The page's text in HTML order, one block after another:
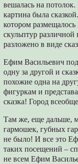
вешалась на
картина была
котором
скульптур
разложено в виде
Ефим Васильевич
одну за другой и
похожие одна на
фигуркам и
сказка! Город
Там же, еще дальше,
гармошек, губных
не было! И все это
таких посещений –
не всем Ефим